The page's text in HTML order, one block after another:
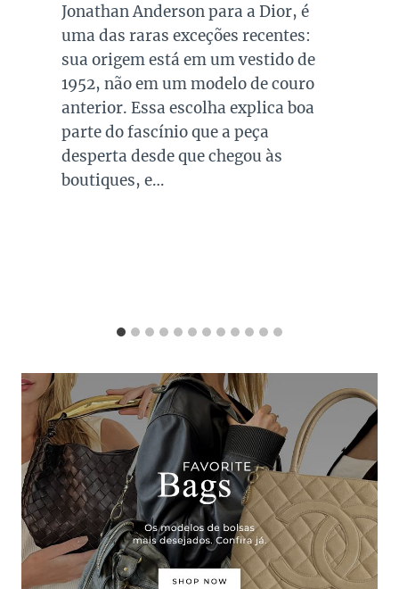
queridos e tradicionais, estando
presente no guarda roupa de quase
todas as mulheres. Esta é uma cor
versátil, clássica e atemporal e
investir em peças neste tom garante
combinações para quase todo look
que usamos, sejam eles para
ocasiões casuais ou mais…